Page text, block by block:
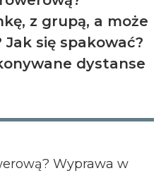
z grupą, a może
Jak się spakować?
dystanse
Wyprawa w